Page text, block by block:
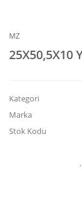
MZ
25X50,5X10
Kategori
Marka
Stok Kodu